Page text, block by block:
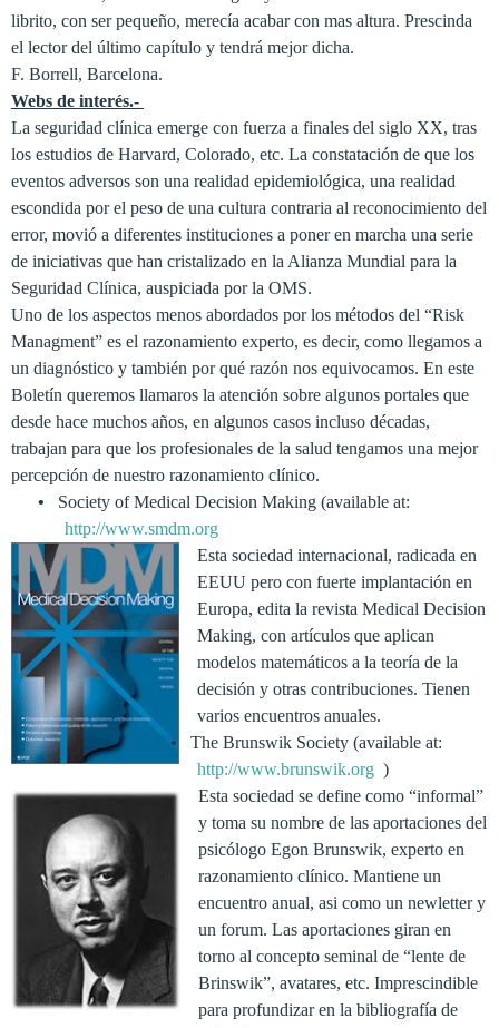
librito, con ser pequeño, merecía acabar con mas altura. Prescinda
el lector del último capítulo y tendrá mejor dicha.
F. Borrell, Barcelona.
Webs de interés.-
La seguridad clínica emerge con fuerza a finales del siglo XX, tras
los estudios de Harvard, Colorado, etc. La constatación de que los
eventos adversos son una realidad epidemiológica, una realidad
escondida por el peso de una cultura contraria al reconocimiento del
error, movió a diferentes instituciones a poner en marcha una serie
de iniciativas que han cristalizado en la Alianza Mundial para la
Seguridad Clínica, auspiciada por la OMS.
Uno de los aspectos menos abordados por los métodos del “Risk
Managment” es el razonamiento experto, es decir, como llegamos a
un diagnóstico y también por qué razón nos equivocamos. En este
Boletín queremos llamaros la atención sobre algunos portales que
desde hace muchos años, en algunos casos incluso décadas,
trabajan para que los profesionales de la salud tengamos una mejor
percepción de nuestro razonamiento clínico.
•
Society of Medical Decision Making (available at:
http://www.smdm.org
Esta sociedad internacional, radicada en
EEUU pero con fuerte implantación en
Europa, edita la revista Medical Decision
Making, con artículos que aplican
modelos matemáticos a la teoría de la
decisión y otras contribuciones. Tienen
varios encuentros anuales.
•
The Brunswik Society (available at:
http://www.brunswik.org )
Esta sociedad se define como “informal”
y toma su nombre de las aportaciones del
psicólogo Egon Brunswik, experto en
razonamiento clínico. Mantiene un
encuentro anual, asi como un newletter y
un forum. Las aportaciones giran en
torno al concepto seminal de “lente de
Brinswik”, avatares, etc. Imprescindible
para profundizar en la bibliografía de